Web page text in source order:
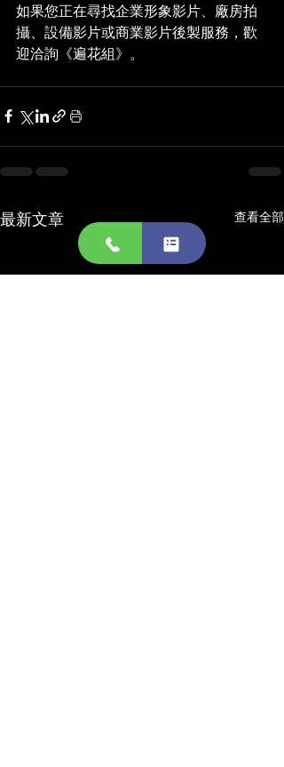
如果您正在尋找企業形象影片、廠房拍
攝、設備影片或商業影片後製服務，歡
迎洽詢《遍花組》。
最新文章 查看全部